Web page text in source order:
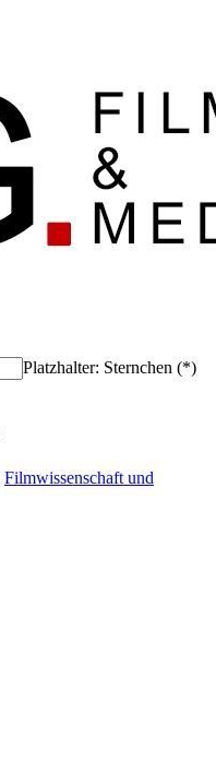
Platzhalter: Sternchen (*)
Filmwissenschaft und